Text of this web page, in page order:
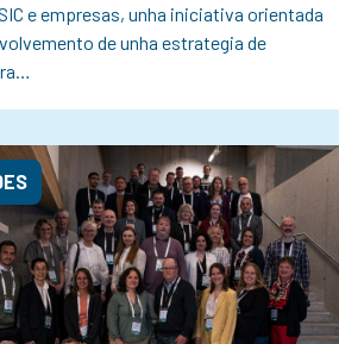
e empresas, unha iniciativa orientada
de unha estrategia de